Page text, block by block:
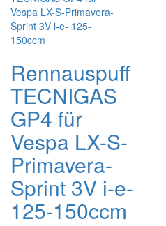
Rennauspuff
TECNIGAS
GP4 für
Vespa LX-S-
Primavera-
Sprint 3V i-e-
125-150ccm